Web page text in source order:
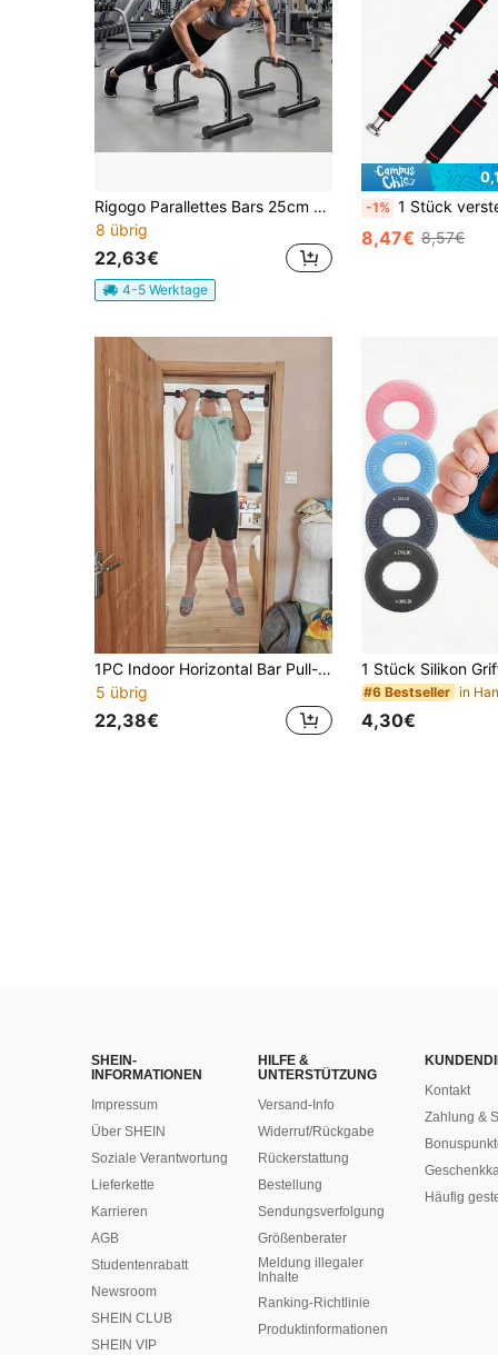
Rigogo Parallettes Bars 25cm hoch, Push Up Bars für Calisthenics & Handstand – Ideal für Bodyweight-Training, Turnen & Fitness zu Hause,PRD-ZJ
8 übrig
22,63€
4-5 Werktage
-1% 1 Stück verstellbare Klimmzugstange, Klimmzugstange, universelle Stange, geeignet für Türmontage,
8,47€ 8,57€
1PC Indoor Horizontal Bar Pull-Up Suspension Bar Familie Sport Türrahmen Fitnessgeräte ohne Stanzen
5 übrig
22,38€
#6 Bestseller in
4,30€
SHEIN-
INFORMATIONEN
Impressum
Über SHEIN
Soziale Verantwortung
Lieferkette
Karrieren
AGB
Studentenrabatt
Newsroom
SHEIN CLUB
SHEIN VIP
HILFE &
UNTERSTÜTZUNG
Versand-Info
Widerruf/Rückgabe
Rückerstattung
Bestellung
Sendungsverfolgung
Größenberater
Meldung illegaler
Inhalte
Ranking-Richtlinie
​Produktinformationen
Kontakt
Zahlung &
Häufig